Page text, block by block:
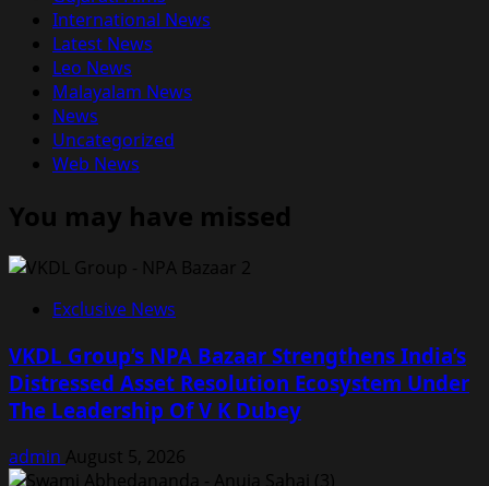
International News
Latest News
Leo News
Malayalam News
News
Uncategorized
Web News
You may have missed
Exclusive News
VKDL Group’s NPA Bazaar Strengthens India’s
Distressed Asset Resolution Ecosystem Under
The Leadership Of V K Dubey
admin August 5, 2026